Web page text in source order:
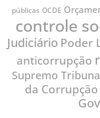
públicas OCDE
controle
Judiciário Poder
anticorrupção
Supremo
da Corrupção